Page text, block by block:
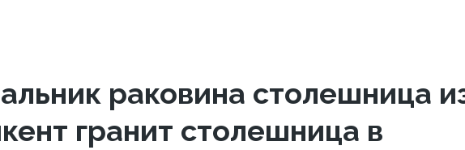
раковина столешница
гранит столешница в